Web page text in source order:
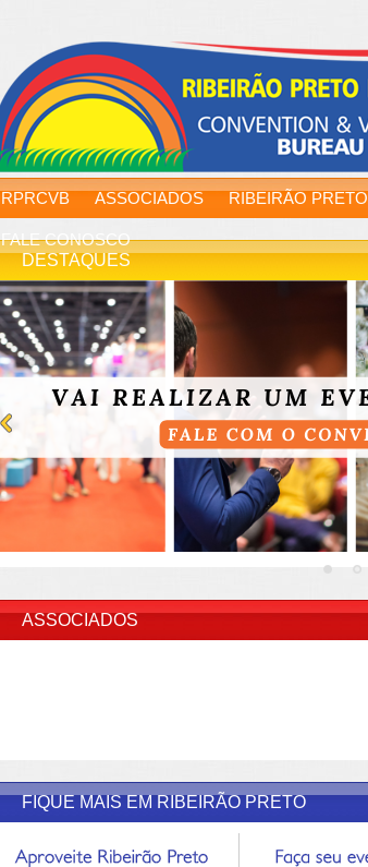
RPRCVB ASSOCIADOS RIBEIRÃO PRETO
FALE CONOSCO
DESTAQUES
ASSOCIADOS
FIQUE MAIS EM RIBEIRÃO PRETO